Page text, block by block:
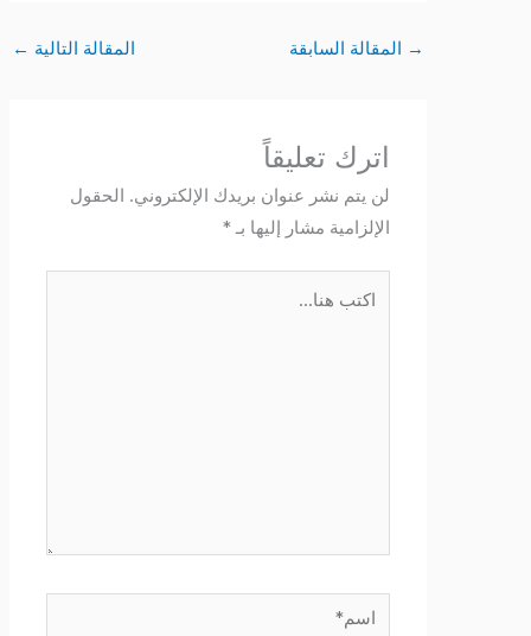
المقالة السابقة المقالة التالية←
اترك تعليقاً
لن يتم نشر عنوان بريدك الإلكتروني. الحقول
الإلزامية مشار إليها بـ*